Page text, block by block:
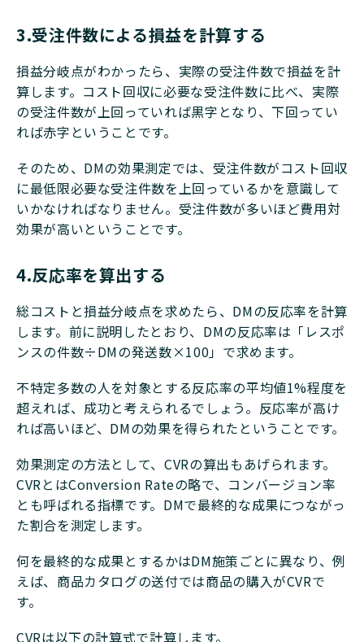
3.受注件数による損益を計算する
損益分岐点がわかったら、実際の受注件数で損益を計
算します。コスト回収に必要な受注件数に比べ、実際
の受注件数が上回っていれば黒字となり、下回ってい
れば赤字ということです。
そのため、DMの効果測定では、受注件数がコスト回収
に最低限必要な受注件数を上回っているかを意識して
いかなければなりません。受注件数が多いほど費用対
効果が高いということです。
4.反応率を算出する
総コストと損益分岐点を求めたら、DMの反応率を計算
します。前に説明したとおり、DMの反応率は「レスポ
ンスの件数÷DMの発送数×100」で求めます。
不特定多数の人を対象とする反応率の平均値1%程度を
超えれば、成功と考えられるでしょう。反応率が高け
れば高いほど、DMの効果を得られたということです。
効果測定の方法として、CVRの算出もあげられます。
CVRとはConversion Rateの略で、コンバージョン率
とも呼ばれる指標です。DMで最終的な成果につながっ
た割合を測定します。
何を最終的な成果とするかはDM施策ごとに異なり、例
えば、商品カタログの送付では商品の購入がCVRで
す。
CVRは以下の計算式で計算します。